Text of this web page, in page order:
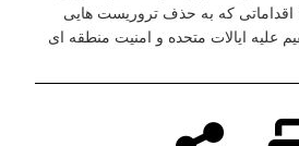
اقداماتی که به حذف تروریست هایی
علیه ایالات متحده و امنیت منطقه ای